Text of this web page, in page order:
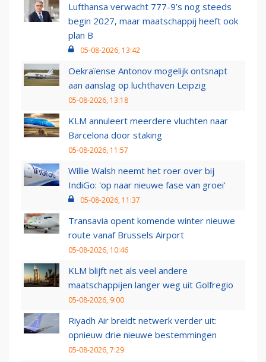
Lufthansa verwacht 777-9’s nog steeds
begin 2027, maar maatschappij heeft ook
plan B
05-08-2026, 13:42
Oekraïense Antonov mogelijk ontsnapt
aan aanslag op luchthaven Leipzig
05-08-2026, 13:18
KLM annuleert meerdere vluchten naar
Barcelona door staking
05-08-2026, 11:57
Willie Walsh neemt het roer over bij
IndiGo: 'op naar nieuwe fase van groei'
05-08-2026, 11:37
Transavia opent komende winter nieuwe
route vanaf Brussels Airport
05-08-2026, 10:46
KLM blijft net als veel andere
maatschappijen langer weg uit Golfregio
05-08-2026, 9:00
Riyadh Air breidt netwerk verder uit:
opnieuw drie nieuwe bestemmingen
05-08-2026, 7:29